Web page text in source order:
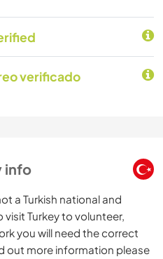
verificado
info
a Turkish national and
visit Turkey to volunteer,
you will need the correct
out more information please